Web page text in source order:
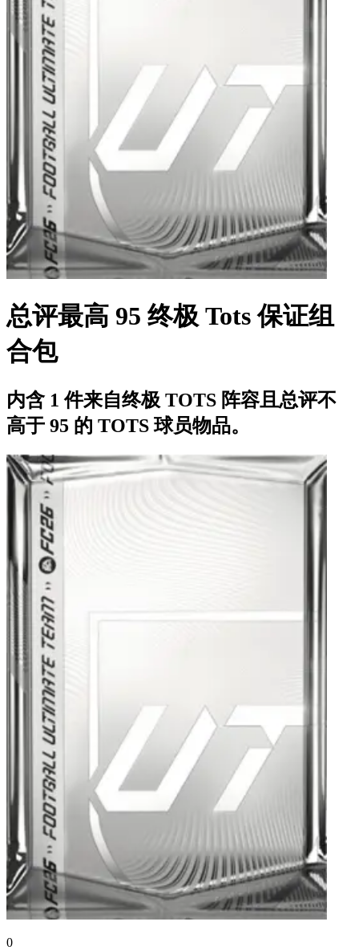
总评最高 95 终极 Tots 保证组
合包
内含 1 件来自终极 TOTS 阵容且总评不
高于 95 的 TOTS 球员物品。
0